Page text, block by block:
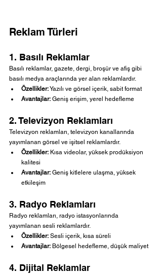
Reklam Türleri
1. Basılı Reklamlar
Basılı reklamlar, gazete, dergi, broşür ve afiş gibi
basılı medya araçlarında yer alan reklamlardır.
Özellikler: Yazılı ve görsel içerik, sabit format
Avantajlar: Geniş erişim, yerel hedefleme
2. Televizyon Reklamları
Televizyon reklamları, televizyon kanallarında
yayımlanan görsel ve işitsel reklamlardır.
Özellikler: Kısa videolar, yüksek prodüksiyon
kalitesi
Avantajlar: Geniş kitlelere ulaşma, yüksek
etkileşim
3. Radyo Reklamları
Radyo reklamları, radyo istasyonlarında
yayımlanan sesli reklamlardır.
Özellikler: Sesli içerik, kısa süreli
Avantajlar: Bölgesel hedefleme, düşük maliyet
4. Dijital Reklamlar